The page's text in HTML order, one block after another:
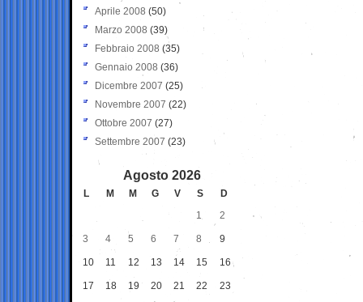
Aprile 2008 (50)
Marzo 2008 (39)
Febbraio 2008 (35)
Gennaio 2008 (36)
Dicembre 2007 (25)
Novembre 2007 (22)
Ottobre 2007 (27)
Settembre 2007 (23)
Agosto 2026
L M M G V S
D
1
2
3 4 5 6 7 8 9
10 11 12 13 14 15 16
17 18 19 20 21 22 23